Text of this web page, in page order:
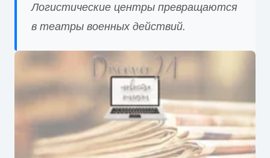
Логистические центры превращаются
в театры военных действий.